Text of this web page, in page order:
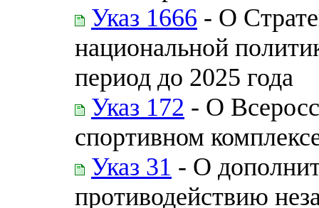
Указ 1666 - О
национальной
период до 2025 года
Указ 172 - О
спортивном
Указ 31 - О
противодействию